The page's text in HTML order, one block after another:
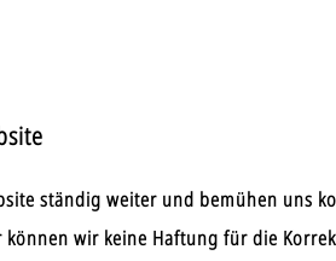
ständig weiter und bemühen uns
wir keine Haftung für die